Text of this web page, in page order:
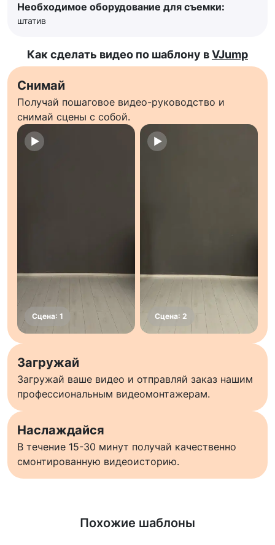
Необходимое оборудование для съемки:
штатив
Как сделать видео по шаблону вVJump
Снимай
Получай пошаговое видео-руководство и
снимай сцены с собой.
Загружай
Загружай ваше видео и отправляй заказ нашим
профессиональным видеомонтажерам.
Наслаждайся
В течение 15-30 минут получай качественно
смонтированную видеоисторию.
Похожие шаблоны
Узнать больше